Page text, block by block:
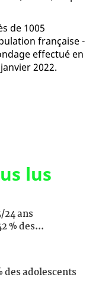
de 1005
française -
effectué en
2022.
lus
24 ans
% des...
des adolescents